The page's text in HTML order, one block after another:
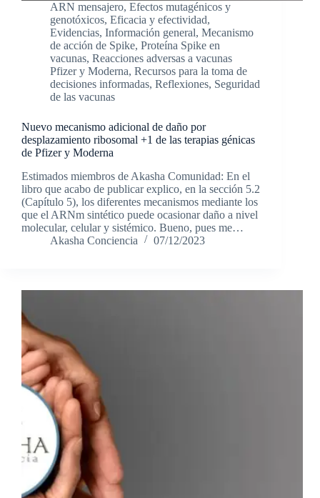
ARN mensajero, Efectos mutagénicos y
genotóxicos, Eficacia y efectividad,
Evidencias, Información general, Mecanismo
de acción de Spike, Proteína Spike en
vacunas, Reacciones adversas a vacunas
Pfizer y Moderna, Recursos para la toma de
decisiones informadas, Reflexiones, Seguridad
de las vacunas
Nuevo mecanismo adicional de daño por
desplazamiento ribosomal +1 de las terapias génicas
de Pfizer y Moderna
Estimados miembros de Akasha Comunidad: En el
libro que acabo de publicar explico, en la sección 5.2
(Capítulo 5), los diferentes mecanismos mediante los
que el ARNm sintético puede ocasionar daño a nivel
molecular, celular y sistémico. Bueno, pues me…
Akasha Conciencia
07/12/2023